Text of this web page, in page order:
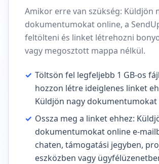
Amikor erre van szükség: Küldjön
dokumentumokat online, a
feltölteni és linket létrehozni
vagy megosztott mappa nélkül.
✓ Töltsön fel legfeljebb 1 GB-os
hozzon létre ideiglenes linket
Küldjön nagy dokumentumokat
✓ Ossza meg a linket ehhez:
dokumentumokat online e-
chaten, támogatási jegyben,
eszközben vagy